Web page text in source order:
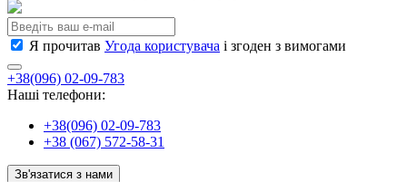
Я прочитав Угода користувача і згоден з вимогами
+38(096) 02-09-783
Наші телефони:
+38(096) 02-09-783
+38 (067) 572-58-31
Зв'язатися з нами